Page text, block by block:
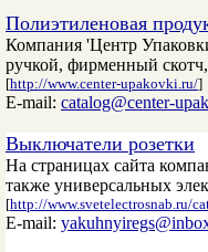
Полиэтиленовая
Компания 'Центр
ручкой, фирменный
[http://www.center-upakovki.ru/]
E-mail: catalog@center-
Выключатели розетки
На страницах сайта
также универсальных
[http://www.svetelectrosnab.ru/
E-mail: